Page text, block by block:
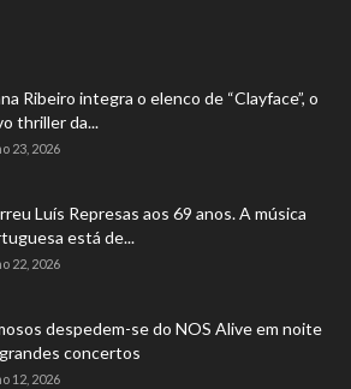
Ribeiro integra o elenco de “Clayface”, o
thriller da...
23, 2026
Luís Represas aos 69 anos. A música
está de...
22, 2026
despedem-se do NOS Alive em noite
concertos
12, 2026